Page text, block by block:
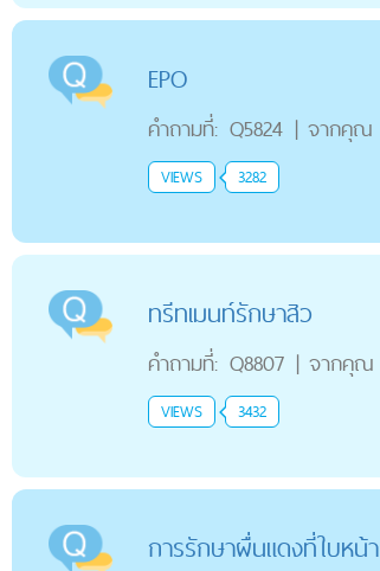
EPO
คำถามที่: Q5824 | จากคุณ
VIEWS 3282
ทรีทเมนท์รักษาสิว
คำถามที่: Q8807 | จากคุณ
VIEWS 3432
การรักษาผื่นแดงที่ใบหน้า